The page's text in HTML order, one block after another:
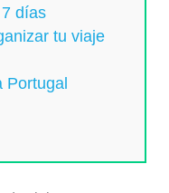
días
tu viaje
Portugal